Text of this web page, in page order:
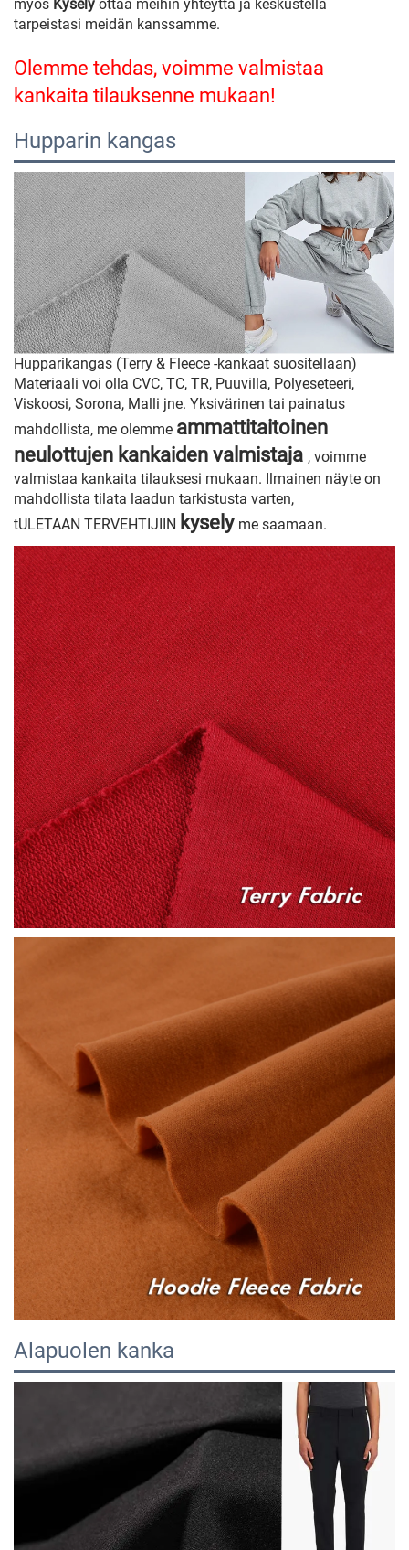
myös Kysely ottaa meihin yhteyttä ja keskustella
tarpeistasi meidän kanssamme.
Olemme tehdas, voimme valmistaa
kankaita tilauksenne mukaan!
Hupparin kangas
Hupparikangas (Terry & Fleece -kankaat suositellaan)
Materiaali voi olla CVC, TC, TR, Puuvilla, Polyeseteeri,
Viskoosi, Sorona, Malli jne. Yksivärinen tai painatus
mahdollista, me olemme ammattitaitoinen
neulottujen kankaiden valmistaja , voimme
valmistaa kankaita tilauksesi mukaan. Ilmainen näyte on
mahdollista tilata laadun tarkistusta varten,
tULETAAN TERVEHTIJIIN kysely me saamaan.
Alapuolen kanka